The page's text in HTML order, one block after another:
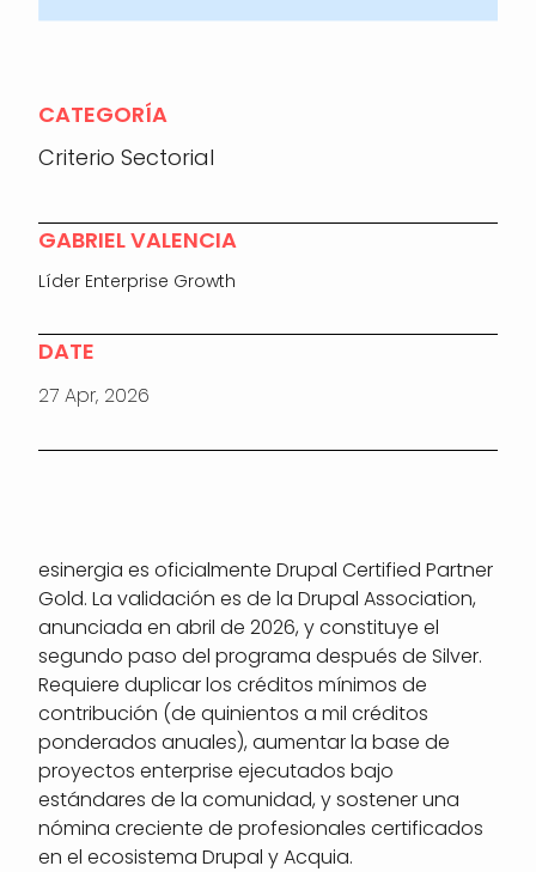
esinergia es oficialmente Drupal Certified Partner
Gold. La validación es de la Drupal Association,
anunciada en abril de 2026, y constituye el
segundo paso del programa después de Silver.
Requiere duplicar los créditos mínimos de
contribución (de quinientos a mil créditos
ponderados anuales), aumentar la base de
proyectos enterprise ejecutados bajo
estándares de la comunidad, y sostener una
nómina creciente de profesionales certificados
en el ecosistema Drupal y Acquia.
CATEGORÍA
Criterio Sectorial
GABRIEL VALENCIA
Líder Enterprise Growth
DATE
27 Apr, 2026